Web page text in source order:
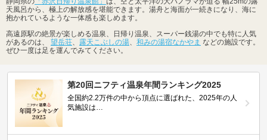
天風呂から、極上の解放感を堪能できます。湯舟と海面が一続きになり、海に
抱かれているような一体感も楽しめます。
高遠原駅の絶景が楽しめる温泉、日帰り温泉、スーパー銭湯の中でも特に人気
があるのは、 望岳荘 露天こぶしの湯 和みの湯宿なかやま などの施設です。
ぜひ一度は足を運んでみてください。
第20回ニフティ温泉年間ランキング2025
全国約2.2万件の中から頂点に選ばれた、2025年の人
気施設は…